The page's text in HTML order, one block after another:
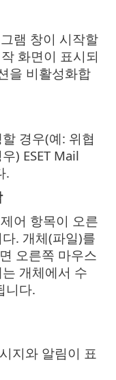
램 창이 시작할
화면이 표시되
을 비활성화합
경우(예: 위협
) ESET Mail
.
어 항목이 오른
. 개체(파일)를
오른쪽 마우스
개체에서 수
니다.
지와 알림이 표